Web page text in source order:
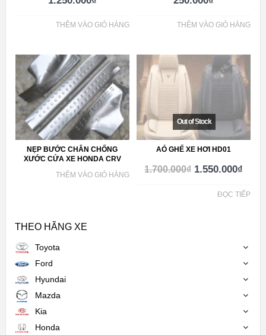
THÊM VÀO GIỎ HÀNG THÊM VÀO GIỎ HÀNG
NẸP BƯỚC CHÂN CHỐNG
XƯỚC CỬA XE HONDA CRV
THÊM VÀO GIỎ HÀNG
AÓ GHẾ XE HƠI HD01
1.700.000₫ 1.550.000₫
ĐỌC TIẾP
THEO HÃNG XE
Toyota
Ford
Hyundai
Mazda
Kia
Honda